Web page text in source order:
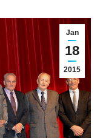
Jan
18
2015